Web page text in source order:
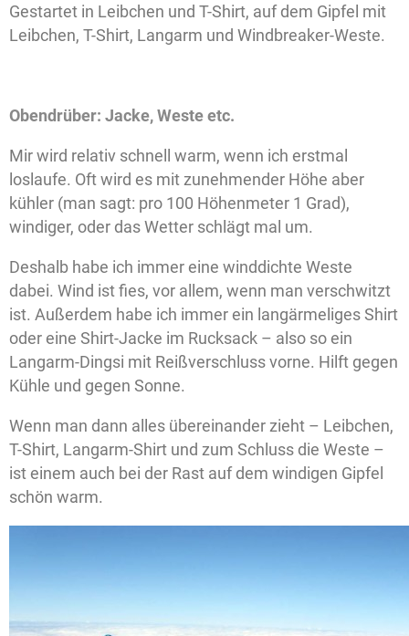
Gestartet in Leibchen und T-Shirt, auf dem Gipfel mit
Leibchen, T-Shirt, Langarm und Windbreaker-Weste.
Obendrüber: Jacke, Weste etc.
Mir wird relativ schnell warm, wenn ich erstmal
loslaufe. Oft wird es mit zunehmender Höhe aber
kühler (man sagt: pro 100 Höhenmeter 1 Grad),
windiger, oder das Wetter schlägt mal um.
Deshalb habe ich immer eine winddichte Weste
dabei. Wind ist fies, vor allem, wenn man verschwitzt
ist. Außerdem habe ich immer ein langärmeliges Shirt
oder eine Shirt-Jacke im Rucksack – also so ein
Langarm-Dingsi mit Reißverschluss vorne. Hilft gegen
Kühle und gegen Sonne.
Wenn man dann alles übereinander zieht – Leibchen,
T-Shirt, Langarm-Shirt und zum Schluss die Weste –
ist einem auch bei der Rast auf dem windigen Gipfel
schön warm.